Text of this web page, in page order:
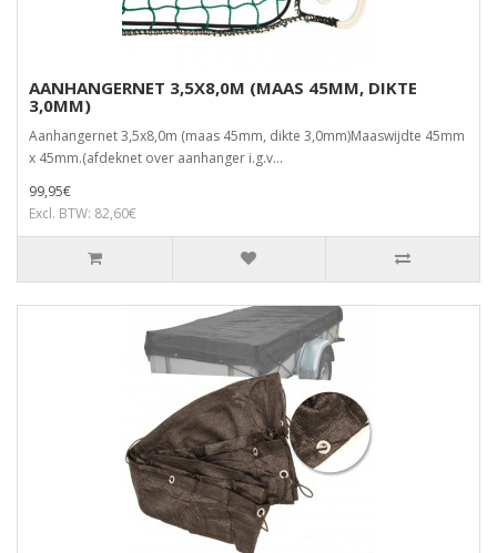
AANHANGERNET 3,5X8,0M (MAAS 45MM, DIKTE
3,0MM)
Aanhangernet 3,5x8,0m (maas 45mm, dikte 3,0mm)Maaswijdte 45mm
x 45mm.(afdeknet over aanhanger i.g.v...
99,95€
Excl. BTW: 82,60€